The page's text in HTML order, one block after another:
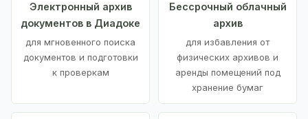
Электронный архив
документов в Диадоке
для мгновенного поиска
документов и подготовки
к проверкам
Бессрочный облачный
архив
для избавления от
физических архивов и
аренды помещений под
хранение бумаг